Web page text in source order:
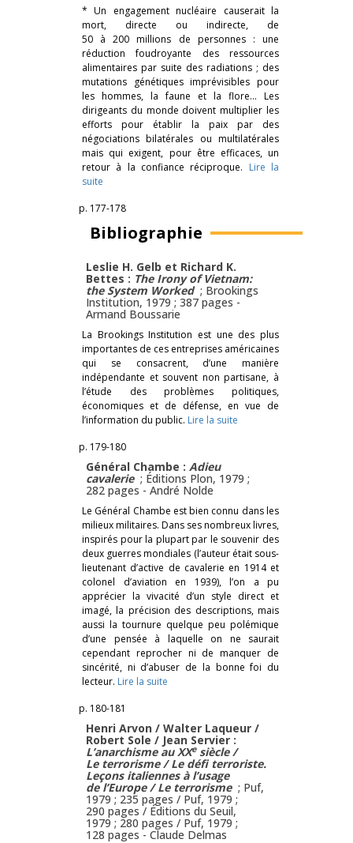
* Un engagement nucléaire causerait la
mort, directe ou indirecte, de
50 à 200 millions de personnes : une
réduction foudroyante des ressources
alimentaires par suite des radiations ; des
mutations génétiques imprévisibles pour
les hommes, la faune et la flore… Les
dirigeants du monde doivent multiplier les
efforts pour établir la paix par des
négociations bilatérales ou multilatérales
mais qui exigent, pour être efficaces, un
retour à la confiance réciproque. Lire la
suite
p. 177-178
Bibliographie
Leslie H. Gelb et Richard K.
Bettes : The Irony of Vietnam:
the System Worked ; Brookings
Institution, 1979 ; 387 pages -
Armand Boussarie
La Brookings Institution est une des plus
importantes de ces entreprises américaines
qui se consacrent, d’une manière
indépendante et souvent non partisane, à
l’étude des problèmes politiques,
économiques et de défense, en vue de
l’information du public. Lire la suite
p. 179-180
Général Chambe : Adieu
cavalerie ; Éditions Plon, 1979 ;
282 pages - André Nolde
Le Général Chambe est bien connu dans les
milieux militaires. Dans ses nombreux livres,
inspirés pour la plupart par le souvenir des
deux guerres mondiales (l’auteur était sous-
lieutenant d’active de cavalerie en 1914 et
colonel d’aviation en 1939), l’on a pu
apprécier la vivacité d’un style direct et
imagé, la précision des descriptions, mais
aussi la tournure quelque peu polémique
d’une pensée à laquelle on ne saurait
cependant reprocher ni de manquer de
sincérité, ni d’abuser de la bonne foi du
lecteur. Lire la suite
p. 180-181
Henri Arvon / Walter Laqueur /
Robert Sole / Jean Servier :
L’anarchisme au XXesiècle/
Le terrorisme/Le défi terroriste.
Leçons italiennes à l’usage
de l’Europe/Le terrorisme ; Puf,
1979 ; 235 pages / Puf, 1979 ;
290 pages / Éditions du Seuil,
1979 ; 280 pages / Puf, 1979 ;
128 pages - Claude Delmas